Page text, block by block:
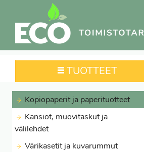
TUOTTEET
Kopiopaperit ja paperituotteet
Kansiot, muovitaskut ja
välilehdet
Värikasetit ja kuvarummut